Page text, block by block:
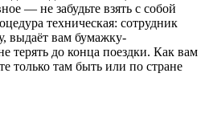
— не забудьте взять с собой
техническая: сотрудник
выдаёт вам бумажку-
терять до конца поездки. Как вам
только там быть или по стране